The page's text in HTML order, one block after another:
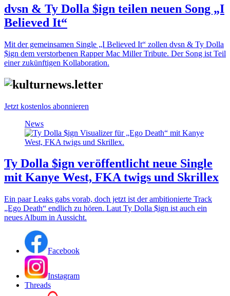
dvsn & Ty Dolla $ign teilen neuen Song „I
Believed It“
Mit der gemeinsamen Single „I Believed It“ zollen dvsn & Ty Dolla
$ign dem verstorbenen Rapper Mac Miller Tribute. Der Song ist Teil
einer zukünftigen Kollaboration.
Jetzt kostenlos abonnieren
News
Ty Dolla $ign veröffentlicht neue Single
mit Kanye West, FKA twigs und Skrillex
Ein paar Leaks gabs vorab, doch jetzt ist der ambitionierte Track
„Ego Death“ endlich zu hören. Laut Ty Dolla $ign ist auch ein
neues Album in Aussicht.
Facebook
Instagram
Threads